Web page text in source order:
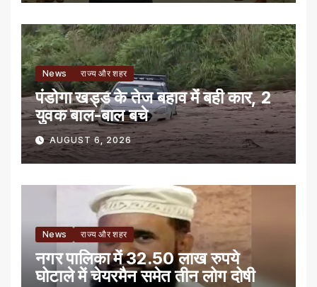
News राज्य और शहर
पंडोगा खड्ड के तेज बहाव में बही कार, 2
युवक बाल-बाल बचे
AUGUST 6, 2026
News राज्य और शहर
नगर पालिका में 32.50 लाख रुपये
घोटाले में चेयरमैन समेत तीन लोग दोषी